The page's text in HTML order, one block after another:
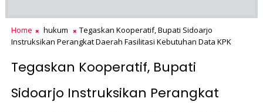
Home hukum
Tegaskan Kooperatif, Bupati Sidoarjo
Instruksikan Perangkat Daerah Fasilitasi Kebutuhan Data KPK
Tegaskan Kooperatif, Bupati
Sidoarjo Instruksikan Perangkat